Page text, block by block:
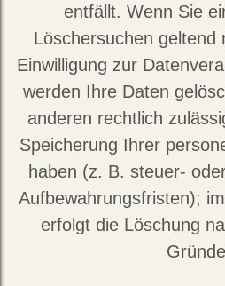
entfällt. Wenn Sie
Löschersuchen geltend
Einwilligung zur
werden Ihre Daten
anderen rechtlich
Speicherung Ihrer
haben (z. B. steuer-
Aufbewahrungsfristen);
erfolgt die Löschung